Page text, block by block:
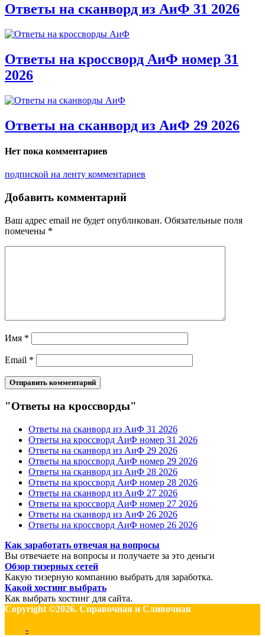
Ответы на сканворд из АиФ 31 2026
Ответы на кроссворд АиФ номер 31
2026
Ответы на сканворд из АиФ 29 2026
Нет пока комментариев
подпиской на ленту комментариев
Добавить комментарий
Ваш адрес email не будет опубликован. Обязательные поля
помечены *
Имя *
Email *
"Ответы на кроссворды"
Ответы на сканворд из АиФ 31 2026
Ответы на кроссворд АиФ номер 31 2026
Ответы на сканворд из АиФ 29 2026
Ответы на кроссворд АиФ номер 29 2026
Ответы на сканворд из АиФ 28 2026
Ответы на кроссворд АиФ номер 28 2026
Ответы на сканворд из АиФ 27 2026
Ответы на кроссворд АиФ номер 27 2026
Ответы на сканворд из АиФ 26 2026
Ответы на кроссворд АиФ номер 26 2026
Как заработать отвечая на вопросы
Вы отвечаете на вопросы и получаете за это деньги
Обзор тизерных сетей
Какую тизерную компанию выбрать для заработка.
Какой хостинг выбрать
Как выбрать хостинг для сайта.
Copyright ©2026. Справочная и Сливочная
-